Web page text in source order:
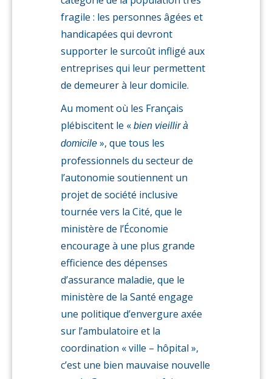
fragile : les personnes âgées et
handicapées qui devront
supporter le surcoût infligé aux
entreprises qui leur permettent
de demeurer à leur domicile.
Au moment où les Français
plébiscitent le « bien vieillir à
domicile », que tous les
professionnels du secteur de
l’autonomie soutiennent un
projet de société inclusive
tournée vers la Cité, que le
ministère de l’Économie
encourage à une plus grande
efficience des dépenses
d’assurance maladie, que le
ministère de la Santé engage
une politique d’envergure axée
sur l’ambulatoire et la
coordination « ville – hôpital »,
c’est une bien mauvaise nouvelle